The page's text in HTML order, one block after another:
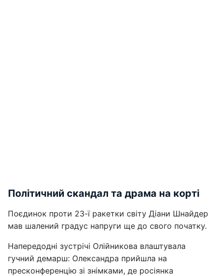
Політичний скандал та драма на корті
Поєдинок проти 23-ї ракетки світу Діани Шнайдер
мав шалений градус напруги ще до свого початку.
Напередодні зустрічі Олійникова влаштувала
гучний демарш: Олександра прийшла на
пресконференцію зі знімками, де росіянка